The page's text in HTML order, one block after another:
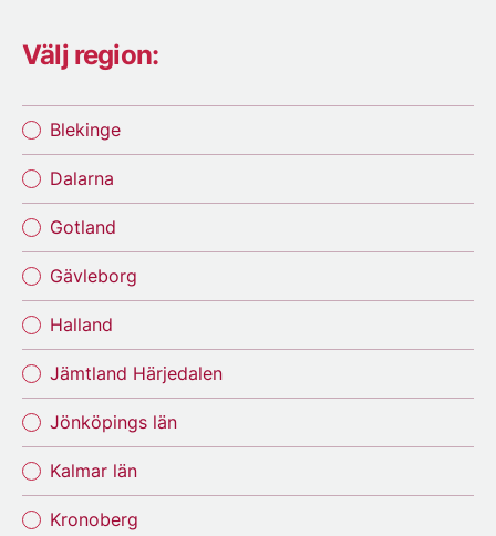
Välj region:
Blekinge
Dalarna
Gotland
Gävleborg
Halland
Jämtland Härjedalen
Jönköpings län
Kalmar län
Kronoberg